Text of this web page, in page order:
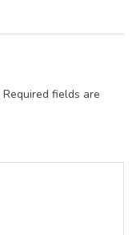
Required fields are